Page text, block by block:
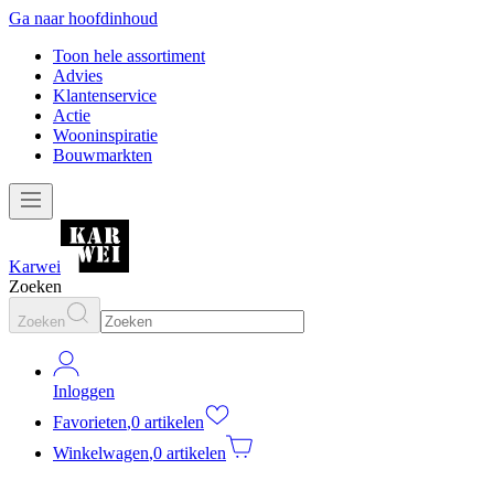
Ga naar hoofdinhoud
Toon hele assortiment
Advies
Klantenservice
Actie
Wooninspiratie
Bouwmarkten
Karwei
Zoeken
Zoeken
Inloggen
Favorieten,0 artikelen
Winkelwagen,0 artikelen